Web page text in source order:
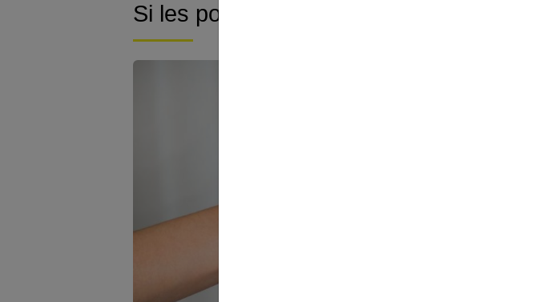
Si les poux sont installés